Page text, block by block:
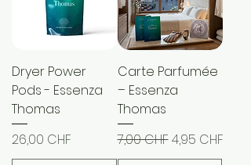
Dryer Power
Pods - Essenza
Thomas
Prix
26,00 CHF
Carte Parfumée
– Essenza
Thomas
Prix original
7,00 CHFPrix
4,95 CHF